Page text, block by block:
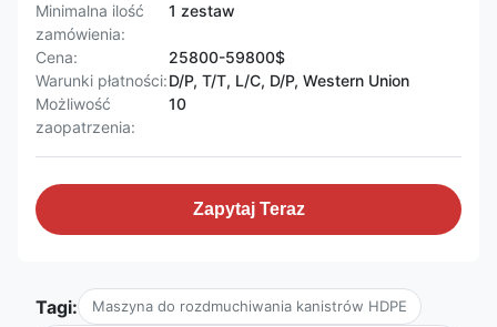
Minimalna ilość
zamówienia:
1 zestaw
Cena:
25800-59800$
Warunki płatności:D/P, T/T, L/C, D/P, Western Union
Możliwość
zaopatrzenia:
10
Zapytaj Teraz
Tagi: Maszyna do rozdmuchiwania kanistrów HDPE